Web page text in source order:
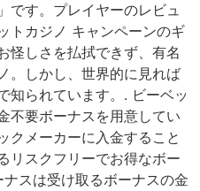
です。プレイヤーのレビュ
トカジノ キャンペーンのギ
怪しさを払拭できず、有名
。しかし、世界的に見れば
知られています。. ビーベッ
不要ボーナスを用意してい
クメーカーに入金すること
リスクフリーでお得なボー
スは受け取るボーナスの金